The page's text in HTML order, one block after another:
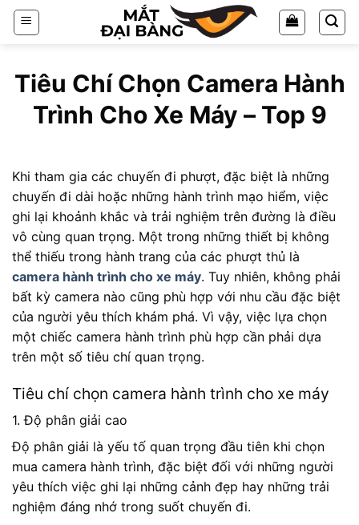
Chuyển
đến
Tiêu Chí Chọn Camera Hành
Trình Cho Xe Máy​ – Top 9
Khi tham gia các chuyến đi phượt, đặc biệt là những
chuyến đi dài hoặc những hành trình mạo hiểm, việc
ghi lại khoảnh khắc và trải nghiệm trên đường là điều
vô cùng quan trọng. Một trong những thiết bị không
thể thiếu trong hành trang của các phượt thủ là
camera hành trình cho xe máy. Tuy nhiên, không phải
bất kỳ camera nào cũng phù hợp với nhu cầu đặc biệt
của người yêu thích khám phá. Vì vậy, việc lựa chọn
một chiếc camera hành trình phù hợp cần phải dựa
trên một số tiêu chí quan trọng.
Tiêu chí chọn camera hành trình cho xe máy
1. Độ phân giải cao
Độ phân giải là yếu tố quan trọng đầu tiên khi chọn
mua camera hành trình, đặc biệt đối với những người
yêu thích việc ghi lại những cảnh đẹp hay những trải
nghiệm đáng nhớ trong suốt chuyến đi.